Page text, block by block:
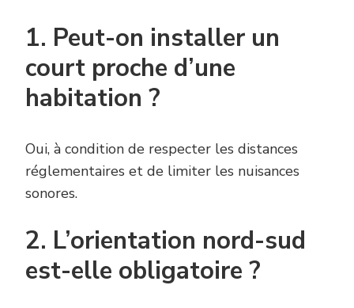
1. Peut-on installer un
court proche d’une
habitation ?
Oui, à condition de respecter les distances
réglementaires et de limiter les nuisances
sonores.
2. L’orientation nord-sud
est-elle obligatoire ?